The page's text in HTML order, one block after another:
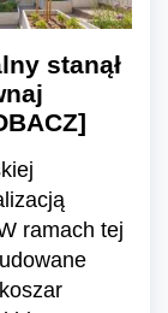
stanął
ramach tej